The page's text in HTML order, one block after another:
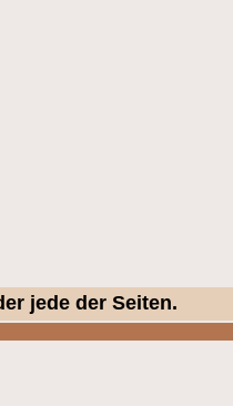
jede der Seiten.